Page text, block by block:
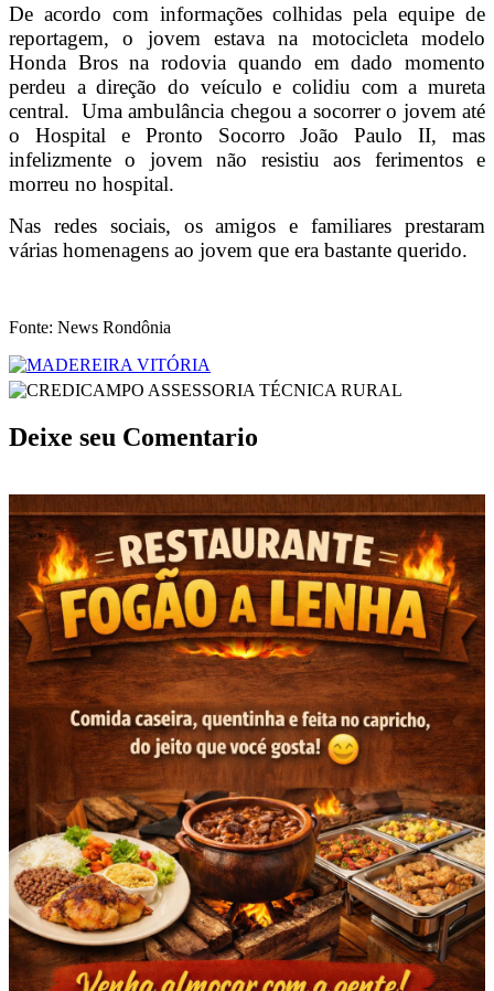
De acordo com informações colhidas pela equipe de
reportagem, o jovem estava na motocicleta modelo
Honda Bros na rodovia quando em dado momento
perdeu a direção do veículo e colidiu com a mureta
central. Uma ambulância chegou a socorrer o jovem até
o Hospital e Pronto Socorro João Paulo II, mas
infelizmente o jovem não resistiu aos ferimentos e
morreu no hospital.
Nas redes sociais, os amigos e familiares prestaram
várias homenagens ao jovem que era bastante querido.
Fonte: News Rondônia
Deixe seu Comentario